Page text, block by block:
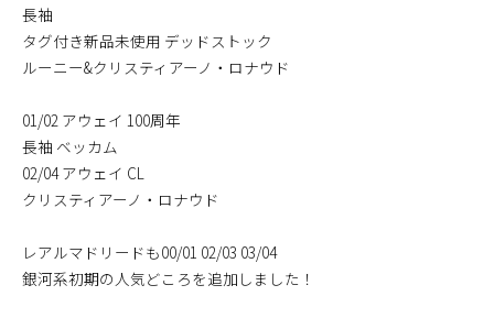
長袖
タグ付き新品未使用 デッドストック
ルーニー&クリスティアーノ・ロナウド
01/02 アウェイ 100周年
長袖 ベッカム
02/04 アウェイ CL
クリスティアーノ・ロナウド
レアルマドリードも00/01 02/03 03/04
銀河系初期の人気どころを追加しました！